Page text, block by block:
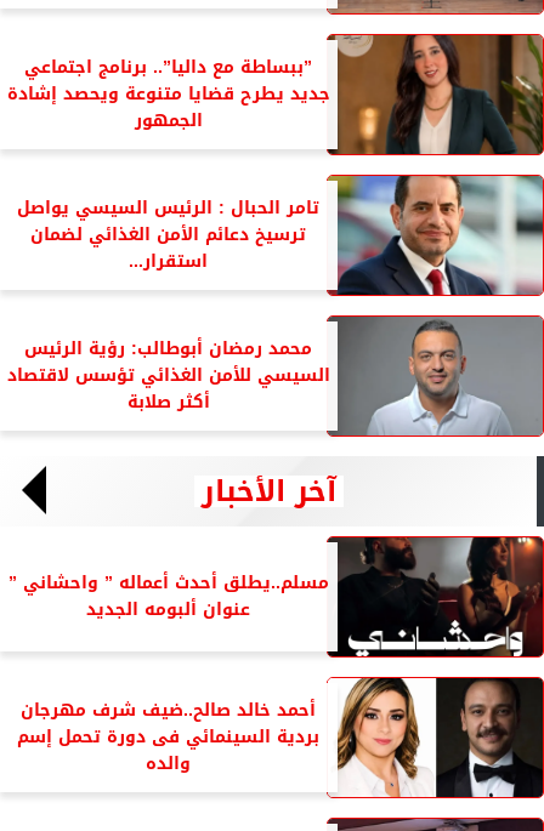
”ببساطة مع داليا”.. برنامج اجتماعي
جديد يطرح قضايا متنوعة ويحصد إشادة
الجمهور
تامر الحبال : الرئيس السيسي يواصل
ترسيخ دعائم الأمن الغذائي لضمان
استقرار...
محمد رمضان أبوطالب: رؤية الرئيس
السيسي للأمن الغذائي تؤسس لاقتصاد
أكثر صلابة
آخر الأخبار
مسلم..يطلق أحدث أعماله ” واحشاني ”
عنوان ألبومه الجديد
أحمد خالد صالح..ضيف شرف مهرجان
بردية السينمائي فى دورة تحمل إسم
والده